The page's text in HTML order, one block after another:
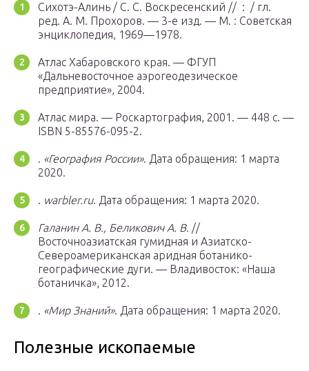
Сихотэ-Алинь / С. С. Воскресенский // : / гл.
ред. А. М. Прохоров. — 3-е изд. — М. : Советская
энциклопедия, 1969—1978.
Атлас Хабаровского края. — ФГУП
«Дальневосточное аэрогеодезическое
предприятие», 2004.
Атлас мира. — Роскартография, 2001. — 448 с. —
ISBN 5-85576-095-2.
. «География России». Дата обращения: 1 марта
2020.
. warbler.ru. Дата обращения: 1 марта 2020.
Галанин А. В., Беликович А. В. //
Восточноазиатская гумидная и Азиатско-
Североамериканская аридная ботанико-
географические дуги. — Владивосток: «Наша
ботаничка», 2012.
. «Мир Знаний». Дата обращения: 1 марта 2020.
Полезные ископаемые